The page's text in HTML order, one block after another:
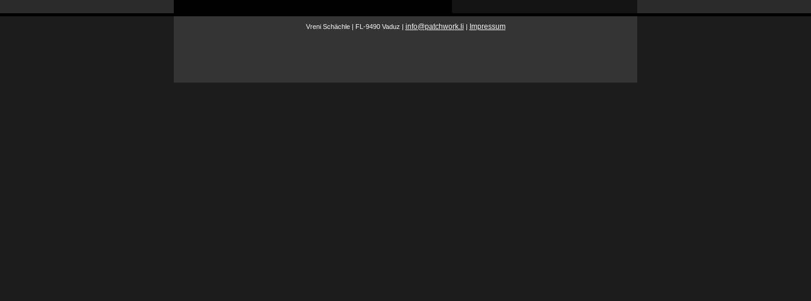
Vreni Schächle | FL-9490 Vaduz | info@patchwork.li | Impressum